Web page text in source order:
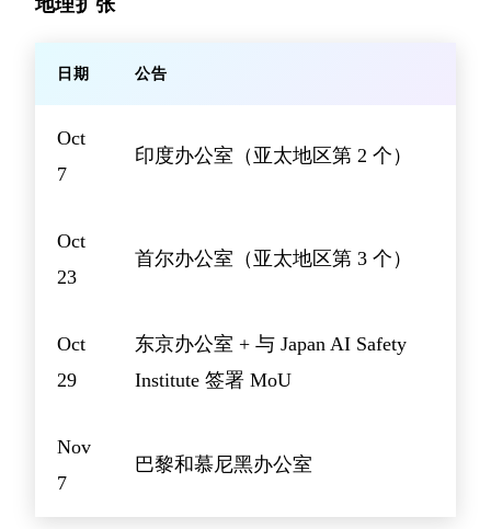
地理扩张
日期 公告
Oct
7
印度办公室（亚太地区第 2 个）
Oct
23
首尔办公室（亚太地区第 3 个）
Oct
29
东京办公室 + 与 Japan AI Safety
Institute 签署 MoU
Nov
7
巴黎和慕尼黑办公室